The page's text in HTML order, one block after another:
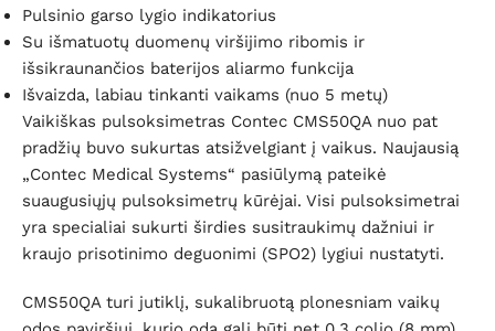
Pulsinio garso lygio indikatorius
Su išmatuotų duomenų viršijimo ribomis ir
išsikraunančios baterijos aliarmo funkcija
Išvaizda, labiau tinkanti vaikams (nuo 5 metų)
Vaikiškas pulsoksimetras Contec CMS50QA nuo pat
pradžių buvo sukurtas atsižvelgiant į vaikus. Naujausią
„Contec Medical Systems“ pasiūlymą pateikė
suaugusiųjų pulsoksimetrų kūrėjai. Visi pulsoksimetrai
yra specialiai sukurti širdies susitraukimų dažniui ir
kraujo prisotinimo deguonimi (SPO2) lygiui nustatyti.
CMS50QA turi jutiklį, sukalibruotą plonesniam vaikų